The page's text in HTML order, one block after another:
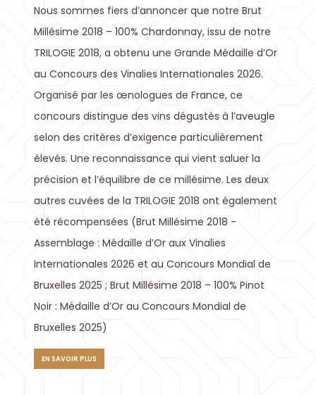
Nous sommes fiers d’annoncer que notre Brut
Millésime 2018 – 100% Chardonnay, issu de notre
TRILOGIE 2018, a obtenu une Grande Médaille d’Or
au Concours des Vinalies Internationales 2026.
Organisé par les œnologues de France, ce
concours distingue des vins dégustés à l’aveugle
selon des critères d’exigence particulièrement
élevés. Une reconnaissance qui vient saluer la
précision et l’équilibre de ce millésime. Les deux
autres cuvées de la TRILOGIE 2018 ont également
été récompensées (Brut Millésime 2018 -
Assemblage : Médaille d’Or aux Vinalies
Internationales 2026 et au Concours Mondial de
Bruxelles 2025 ; Brut Millésime 2018 – 100% Pinot
Noir : Médaille d’Or au Concours Mondial de
Bruxelles 2025)
EN SAVOIR PLUS